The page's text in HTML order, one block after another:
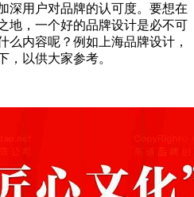
深用户对品牌的认可度。要想在
地，一个好的品牌设计是必不可
么内容呢？例如上海品牌设计，
，以供大家参考。